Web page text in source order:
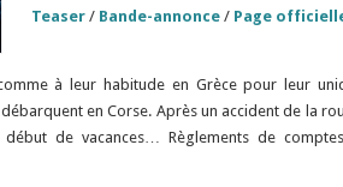
Teaser / Bande-annonce / Page
à leur habitude en Grèce pour leur
en Corse. Après un accident de la
de vacances… Règlements de